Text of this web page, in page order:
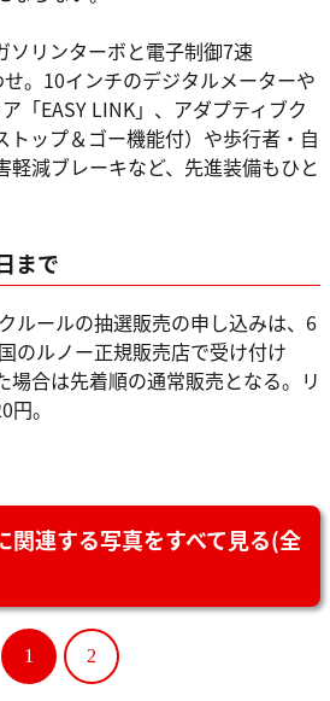
ソリンターボと電子制御7速
。10インチのデジタルメーターや
「EASY LINK」、アダプティブク
トップ＆ゴー機能付）や歩行者・自
軽減ブレーキなど、先進装備もひと
まで
ルールの抽選販売の申し込みは、6
のルノー正規販売店で受け付け
場合は先着順の通常販売となる。リ
。
関連する写真をすべて見る(全
1 2